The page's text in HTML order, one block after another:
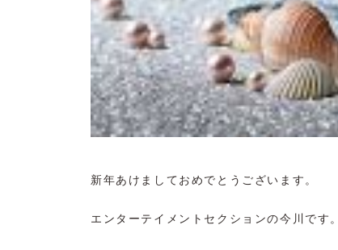
新年あけましておめでとうございます。
エンターテイメントセクションの今川です。